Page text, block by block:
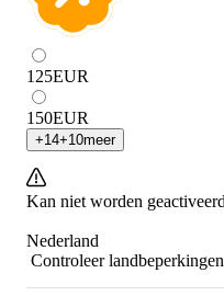
125EUR
150EUR
+14+10meer
Kan niet worden
Nederland
Controleer landbeperkingen